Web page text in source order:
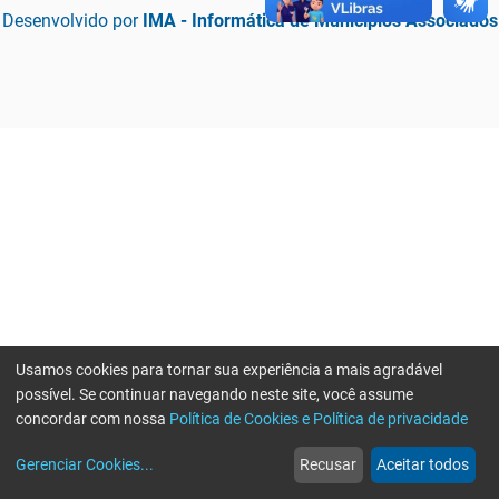
Desenvolvido por IMA - Informática de Municípios Associados
web
Notícias
more_horiz
Mais
Usamos cookies para tornar sua experiência a mais agradável
possível. Se continuar navegando neste site, você assume
concordar com nossa Política de Cookies e Política de privacidade
Gerenciar Cookies... Recusar Aceitar todos
Erro ao enviar informações, por favor tente novamente